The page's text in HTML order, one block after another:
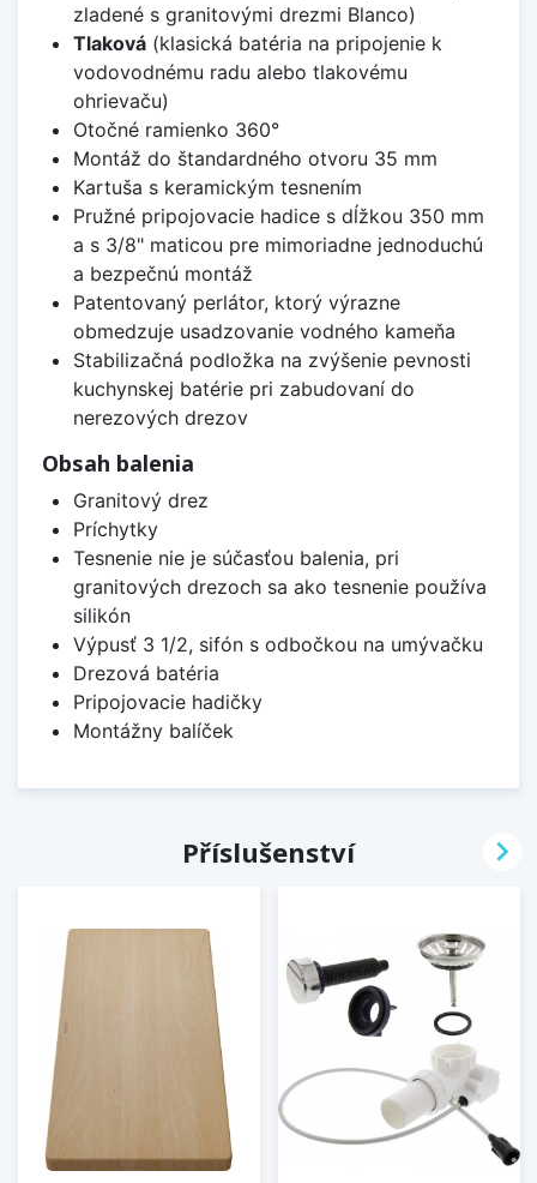
zladené s granitovými drezmi Blanco)
Tlaková(klasická batéria na pripojenie k
vodovodnému radu alebo tlakovému
ohrievaču)
Otočné ramienko 360°
Montáž do štandardného otvoru 35 mm
Kartuša s keramickým tesnením
Pružné pripojovacie hadice s dĺžkou 350 mm
a s 3/8" maticou pre mimoriadne jednoduchú
a bezpečnú montáž
Patentovaný perlátor, ktorý výrazne
obmedzuje usadzovanie vodného kameňa
Stabilizačná podložka na zvýšenie pevnosti
kuchynskej batérie pri zabudovaní do
nerezových drezov
Obsah balenia
Granitový drez
Príchytky
Tesnenie nie je súčasťou balenia, pri
granitových drezoch sa ako tesnenie používa
silikón
Výpusť 3 1/2, sifón s odbočkou na umývačku
Drezová batéria
Pripojovacie hadičky
Montážny balíček
Příslušenství 